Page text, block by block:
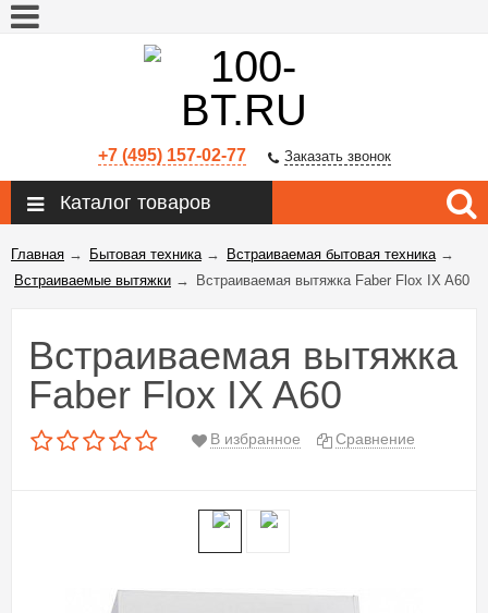
+7 (495) 157-02-77 Заказать звонок
Каталог товаров
Главная → Бытовая техника→ Встраиваемая бытовая техника→
Встраиваемые вытяжки → Встраиваемая вытяжка Faber Flox IX A60
Встраиваемая вытяжка
Faber Flox IX A60
В избранное Сравнение